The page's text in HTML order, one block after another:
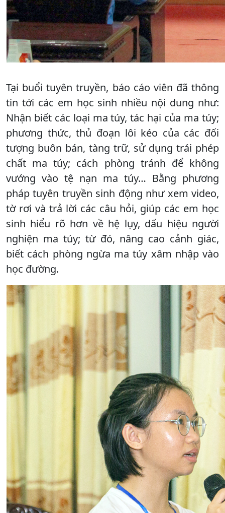
Tại buổi tuyên truyền, báo cáo viên đã thông
tin tới các em học sinh nhiều nội dung như:
Nhận biết các loại ma túy, tác hại của ma túy;
phương thức, thủ đoạn lôi kéo của các đối
tượng buôn bán, tàng trữ, sử dụng trái phép
chất ma túy; cách phòng tránh để không
vướng vào tệ nạn ma túy… Bằng phương
pháp tuyên truyền sinh động như xem video,
tờ rơi và trả lời các câu hỏi, giúp các em học
sinh hiểu rõ hơn về hệ lụy, dấu hiệu người
nghiện ma túy; từ đó, nâng cao cảnh giác,
biết cách phòng ngừa ma túy xâm nhập vào
học đường.